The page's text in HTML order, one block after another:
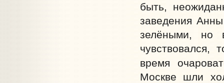
быть,
заведения
зелёными, но
чувствовался,
время
Москве шли